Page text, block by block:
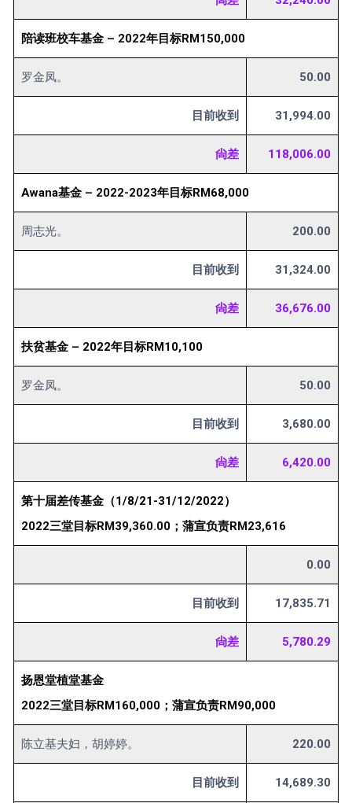
陪读班校车基金 – 2022年目标RM150,000
罗金凤。 50.00
目前收到 31,994.00
尙差 118,006.00
Awana基金 – 2022-2023年目标RM68,000
周志光。 200.00
目前收到 31,324.00
尙差 36,676.00
扶贫基金 – 2022年目标RM10,100
罗金凤。 50.00
目前收到 3,680.00
尙差 6,420.00
第十届差传基金（1/8/21-31/12/2022）
2022三堂目标RM39,360.00；蒲宣负责RM23,616
0.00
目前收到 17,835.71
尙差 5,780.29
扬恩堂植堂基金
2022三堂目标RM160,000；蒲宣负责RM90,000
陈立基夫妇，胡婷婷。 220.00
目前收到 14,689.30